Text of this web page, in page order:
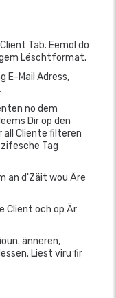
Tab. Eemol do
Lëschtformat.
E-Mail Adress,
no dem
Dir op den
all Cliente filteren
Tag
an d'Zäit wou Äre
Client och op Är
änneren,
Liest viru fir